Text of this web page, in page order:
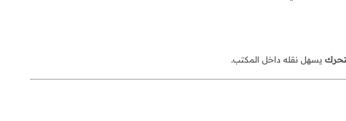
يسهل نقله داخل المكتب.